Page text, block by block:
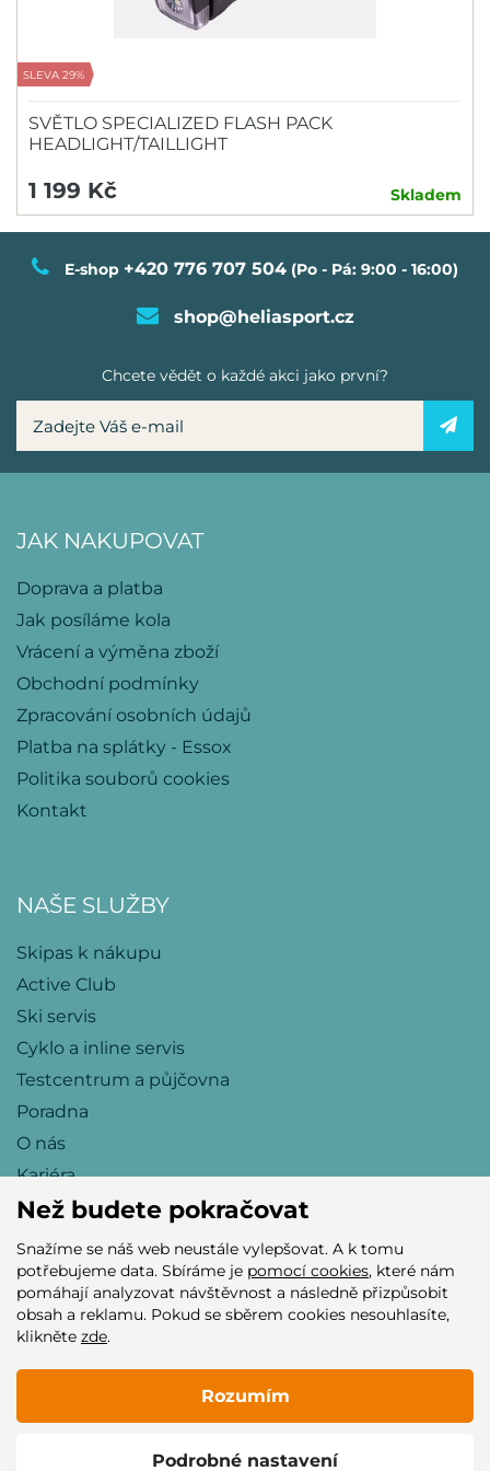
SLEVA 29%
SVĚTLO SPECIALIZED FLASH PACK
HEADLIGHT/TAILLIGHT
1 199 Kč Skladem
E-shop +420 776 707 504 (Po - Pá: 9:00 - 16:00)
shop@heliasport.cz
Chcete vědět o každé akci jako první?
JAK NAKUPOVAT
Doprava a platba
Jak posíláme kola
Vrácení a výměna zboží
Obchodní podmínky
Zpracování osobních údajů
Platba na splátky - Essox
Politika souborů cookies
Kontakt
NAŠE SLUŽBY
Skipas k nákupu
Active Club
Ski servis
Cyklo a inline servis
Testcentrum a půjčovna
Poradna
O nás
Kariéra
Přijímáme tyto platební karty
© 2005–2026 Helia Trade s.r.o.
Než budete pokračovat
Snažíme se náš web neustále vylepšovat. A k tomu
potřebujeme data. Sbíráme je pomocí cookies, které nám
pomáhají analyzovat návštěvnost a následně přizpůsobit
obsah a reklamu. Pokud se sběrem cookies nesouhlasíte,
klikněte zde.
Podrobné nastavení
Rozumím